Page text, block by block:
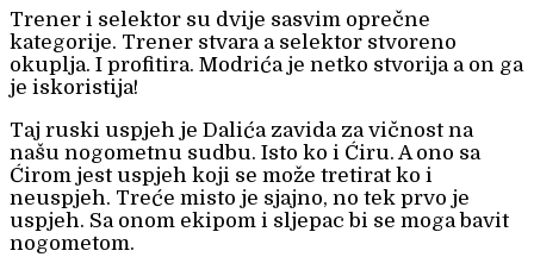
Trener i selektor su dvije sasvim oprečne
kategorije. Trener stvara a selektor stvoreno
okuplja. I profitira. Modrića je netko stvorija a on ga
je iskoristija!
Taj ruski uspjeh je Dalića zavida za vičnost na
našu nogometnu sudbu. Isto ko i Ćiru. A ono sa
Ćirom jest uspjeh koji se može tretirat ko i
neuspjeh. Treće misto je sjajno, no tek prvo je
uspjeh. Sa onom ekipom i sljepac bi se moga bavit
nogometom.